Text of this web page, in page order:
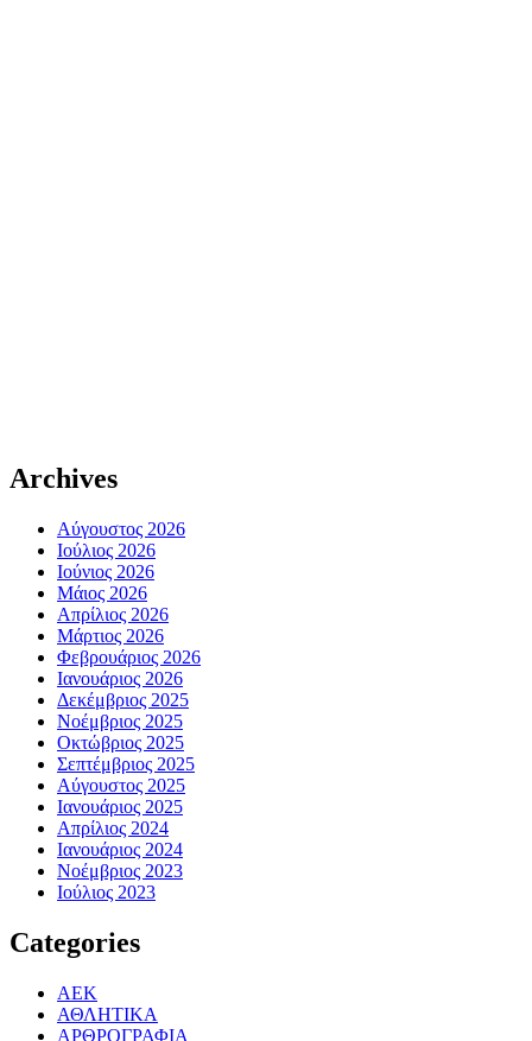
Archives
Αύγουστος 2026
Ιούλιος 2026
Ιούνιος 2026
Μάιος 2026
Απρίλιος 2026
Μάρτιος 2026
Φεβρουάριος 2026
Ιανουάριος 2026
Δεκέμβριος 2025
Νοέμβριος 2025
Οκτώβριος 2025
Σεπτέμβριος 2025
Αύγουστος 2025
Ιανουάριος 2025
Απρίλιος 2024
Ιανουάριος 2024
Νοέμβριος 2023
Ιούλιος 2023
Categories
ΑΕΚ
ΑΘΛΗΤΙΚΑ
ΑΡΘΡΟΓΡΑΦΙΑ